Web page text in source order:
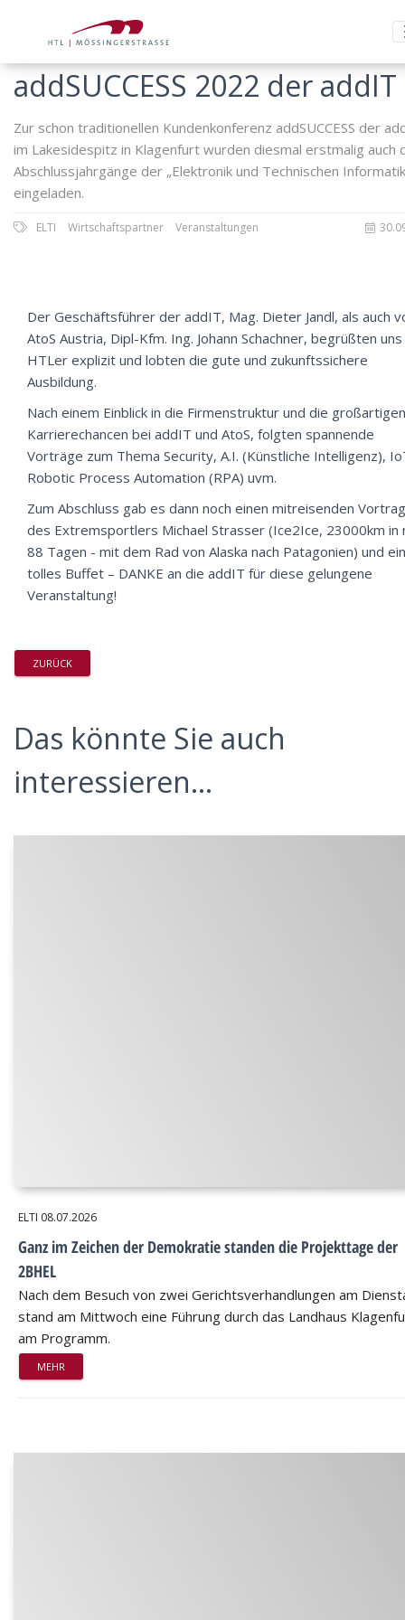
addSUCCESS 2022 der addIT
Zur schon traditionellen Kundenkonferenz addSUCCESS der
im Lakesidespitz in Klagenfurt wurden diesmal erstmalig auch
Abschlussjahrgänge der „Elektronik und Technischen
eingeladen.
ELTI Wirtschaftspartner Veranstaltungen
Der Geschäftsführer der addIT, Mag. Dieter Jandl, als auch
AtoS Austria, Dipl-Kfm. Ing. Johann Schachner, begrüßten uns
HTLer explizit und lobten die gute und zukunftssichere
Ausbildung.
Nach einem Einblick in die Firmenstruktur und die großartigen
Karrierechancen bei addIT und AtoS, folgten spannende
Vorträge zum Thema Security, A.I. (Künstliche Intelligenz),
Robotic Process Automation (RPA) uvm.
Zum Abschluss gab es dann noch einen mitreisenden Vortrag
des Extremsportlers Michael Strasser (Ice2Ice, 23000km in
88 Tagen - mit dem Rad von Alaska nach Patagonien) und ein
tolles Buffet – DANKE an die addIT für diese gelungene
Veranstaltung!
ZURÜCK
Das könnte Sie auch
interessieren...
ELTI 08.07.2026
Ganz im Zeichen der Demokratie standen die Projekttage der
2BHEL
Nach dem Besuch von zwei Gerichtsverhandlungen am
stand am Mittwoch eine Führung durch das Landhaus
am Programm.
MEHR